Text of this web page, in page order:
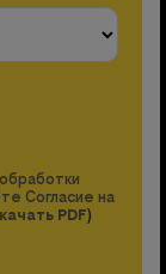
Согласие на
PDF)